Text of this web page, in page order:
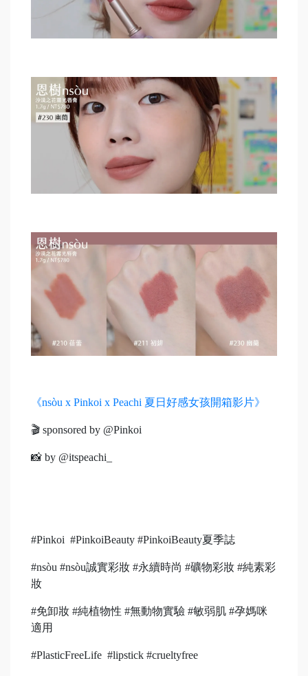
《nsòu x Pinkoi x Peachi 夏日好感女孩開箱影片》
🎬 sponsored by @Pinkoi
📸 by @itspeachi_
#Pinkoi #PinkoiBeauty #PinkoiBeauty夏季誌
#nsòu #nsòu誠實彩妝 #永續時尚 #礦物彩妝 #純素彩
妝
#免卸妝 #純植物性 #無動物實驗 #敏弱肌 #孕媽咪
適用
#PlasticFreeLife #lipstick #crueltyfree